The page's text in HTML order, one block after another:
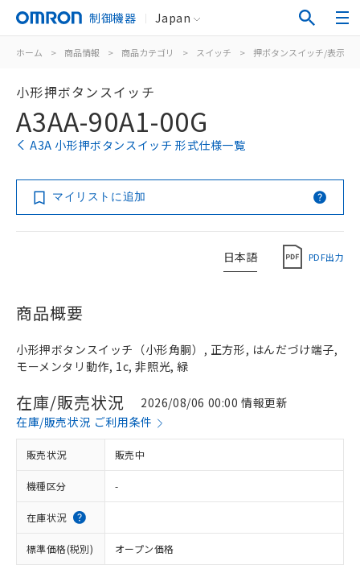
制御機器 Japan
ホーム > 商品情報 > 商品カテゴリ > スイッチ > 押ボタンスイッチ/表示灯
小形押ボタンスイッチ
A3AA-90A1-00G
A3A 小形押ボタンスイッチ 形式仕様一覧
マイリストに追加
日本語 PDF出力
商品概要
小形押ボタンスイッチ（小形角胴）, 正方形, はんだづけ端子,
モーメンタリ動作, 1c, 非照光, 緑
在庫/販売状況
2026/08/06 00:00 情報更新
在庫/販売状況 ご利用条件
販売状況 販売中
機種区分 -
在庫状況
標準価格(税別) オープン価格